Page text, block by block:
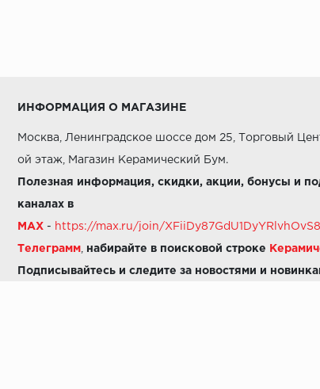
ИНФОРМАЦИЯ О МАГАЗИНЕ
Москва, Ленинградское шоссе дом 25, Торговый
ой этаж, Магазин Керамический Бум.
Полезная информация, скидки, акции, бонусы и
каналах в
MAX - https://max.ru/join/
Телеграмм набирайте в поисковой строке
Подписывайтесь и следите за новостями и